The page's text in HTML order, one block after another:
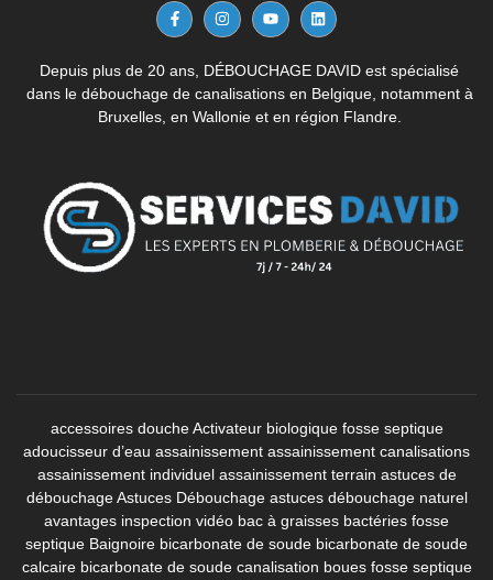
Depuis plus de 20 ans, DÉBOUCHAGE DAVID est spécialisé
dans le débouchage de canalisations en Belgique, notamment à
Bruxelles, en Wallonie et en région Flandre.
accessoires douche Activateur biologique fosse septique
adoucisseur d’eau assainissement assainissement canalisations
assainissement individuel assainissement terrain astuces de
débouchage Astuces Débouchage astuces débouchage naturel
avantages inspection vidéo bac à graisses bactéries fosse
septique Baignoire bicarbonate de soude bicarbonate de soude
calcaire bicarbonate de soude canalisation boues fosse septique